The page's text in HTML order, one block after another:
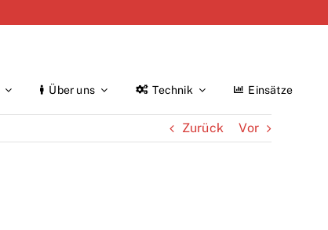
Über uns Technik Einsätze
Zurück Vor